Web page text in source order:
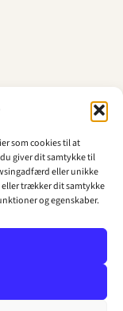
som cookies til at
giver dit samtykke til
eller unikke
eller trækker dit samtykke
og egenskaber.